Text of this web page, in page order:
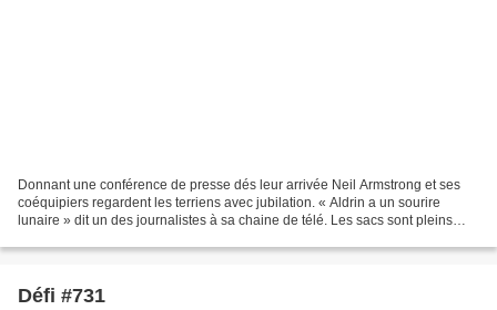
Donnant une conférence de presse dés leur arrivée Neil Armstrong et ses
coéquipiers regardent les terriens avec jubilation. « Aldrin a un sourire
lunaire » dit un des journalistes à sa chaine de télé. Les sacs sont pleins
Défi #731